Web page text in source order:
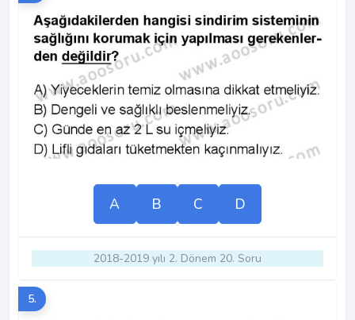
A B C D
2018-2019 yılı 2. Dönem 20. Soru
5.